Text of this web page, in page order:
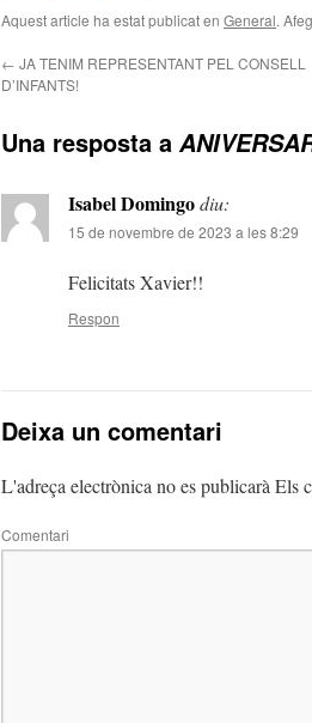
Aquest article ha estat publicat en General.
← JA TENIM REPRESENTANT PEL CONSELL
D’INFANTS!
Una resposta a
Isabel Domingodiu:
15 de novembre de 2023 a les 8:29
Felicitats Xavier!!
Respon
Deixa un comentari
L'adreça electrònica no es publicaràEls
Comentari